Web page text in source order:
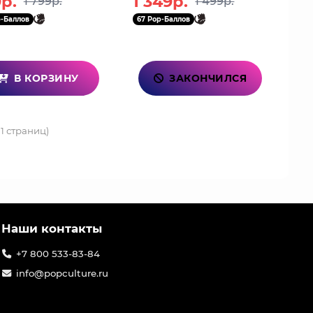
Баллов
В КОРЗИНУ
6976068140665
67 Pop-Баллов
ЗАКОНЧИЛСЯ
страниц)
Наши контакты
+7 800 533-83-84
info@popculture.ru